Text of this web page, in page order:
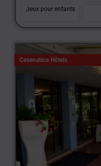
Jeux pour enfants
Cesenatico Hôtels